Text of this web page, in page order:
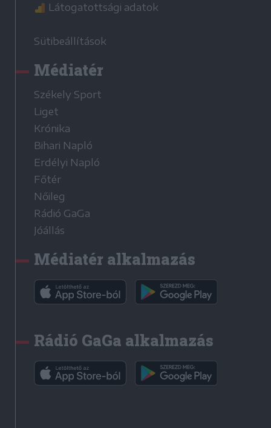
Látogatottsági adatok
Sütibeállítások
Médiatér
Székely Sport
Liget
Krónika
Bihari Napló
Erdélyi Napló
Főtér
Nőileg
Rádió GaGa
Jóállás
Médiatér alkalmazás
Rádió GaGa alkalmazás